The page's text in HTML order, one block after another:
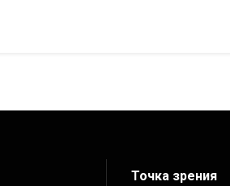
Точка зрения